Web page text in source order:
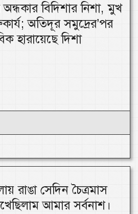
বিদিশার নিশা, মুখ
অতিদূর সমুদ্রের’পর
হারায়েছে দিশা
রাঙা সেদিন চৈত্রমাস
আমার সর্বনাশ।